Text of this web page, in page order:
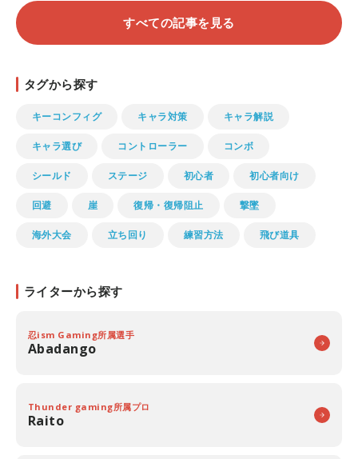
すべての記事を見る
タグから探す
キーコンフィグ キャラ対策 キャラ解説
キャラ選び コントローラー コンボ
シールド ステージ 初心者 初心者向け
回避 崖 復帰・復帰阻止 撃墜
海外大会 立ち回り 練習方法 飛び道具
ライターから探す
忍ism Gaming所属選手
Abadango
Thunder gaming所属プロ
Raito